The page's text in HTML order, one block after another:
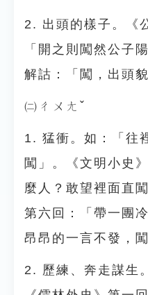
2. 出頭的樣子。《
「開之則闖然公子
解詁：「闖，出頭貌
㈡ㄔㄨㄤˇ
1. 猛衝。如：「往
闖」。《文明小史
麼人？敢望裡面直
第六回：「帶一團
昂昂的一言不發，
2. 歷練、奔走謀生